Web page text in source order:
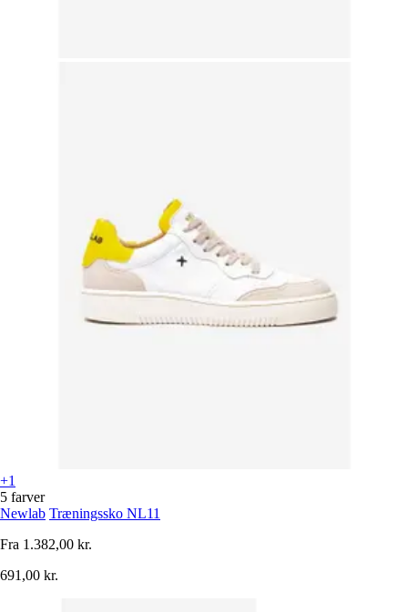
+1
5 farver
Newlab Træningssko NL11
Fra 1.382,00 kr.
691,00 kr.